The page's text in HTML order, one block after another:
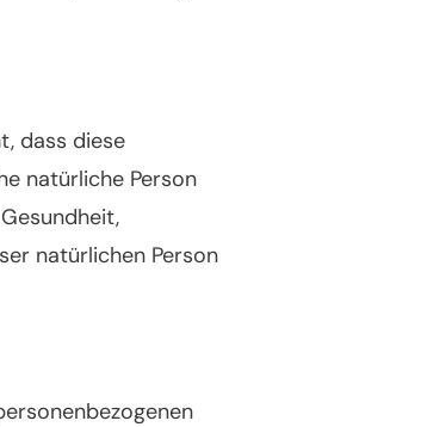
dass diese
natürliche Person
natürlichen Person